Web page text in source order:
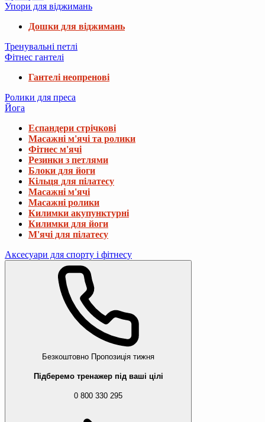
Упори для віджимань
Дошки для віджимань
Тренувальні петлі
Фітнес гантелі
Гантелі неопренові
Ролики для преса
Йога
Еспандери стрічкові
Масажні м'ячі та ролики
Фітнес м'ячі
Резинки з петлями
Блоки для йоги
Кільця для пілатесу
Масажні м'ячі
Масажні ролики
Килимки акупунктурні
Килимки для йоги
М'ячі для пілатесу
Аксесуари для спорту і фітнесу
Безкоштовно Пропозиція тижня
Підберемо тренажер під ваші цілі
0 800 330 295